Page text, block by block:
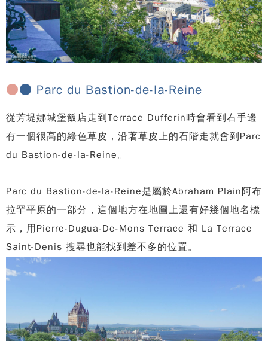
●● Parc du Bastion-de-la-Reine
從芳堤娜城堡飯店走到Terrace Dufferin時會看到右手邊
有一個很高的綠色草皮，沿著草皮上的石階走就會到Parc
du Bastion-de-la-Reine。
Parc du Bastion-de-la-Reine是屬於Abraham Plain阿布
拉罕平原的一部分，這個地方在地圖上還有好幾個地名標
示，用Pierre-Dugua-De-Mons Terrace 和 La Terrace
Saint-Denis 搜尋也能找到差不多的位置。